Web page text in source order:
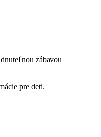
zábavou
pre deti.